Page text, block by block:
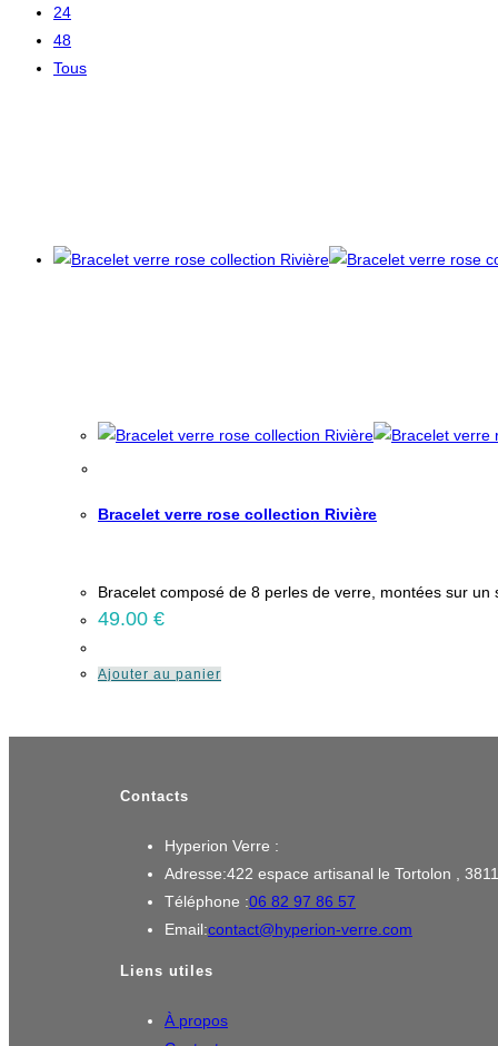
24
48
Tous
Bracelet verre rose collection Rivière
Bracelet composé de 8 perles de verre, montées sur
49.00 €
Ajouter au panier
Contacts
Hyperion Verre :
Adresse:422 espace artisanal le Tortolon ,
Téléphone :06 82 97 86 57
dans
Email:contact@hyperion-verre.com
Liens utiles
À propos